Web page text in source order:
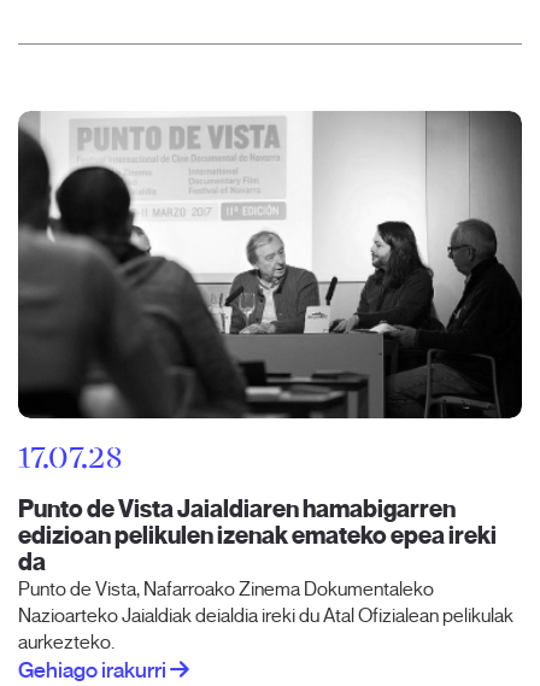
17.07.28
Punto de Vista Jaialdiaren hamabigarren
edizioan pelikulen izenak emateko epea ireki
da
Punto de Vista, Nafarroako Zinema Dokumentaleko
Nazioarteko Jaialdiak deialdia ireki du Atal Ofizialean pelikulak
aurkezteko.
Gehiago irakurri